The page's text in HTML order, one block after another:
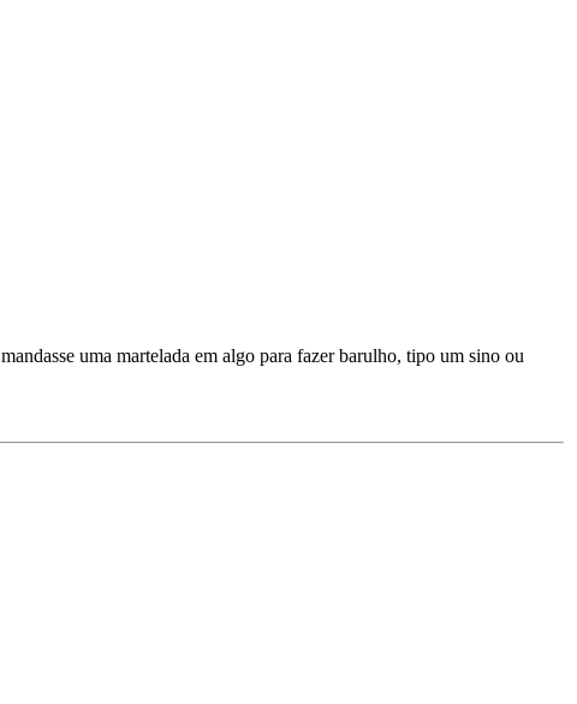
uma martelada em algo para fazer barulho, tipo um sino ou